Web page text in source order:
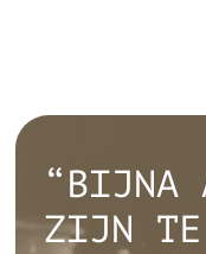
“BIJNA
ZIJN TE